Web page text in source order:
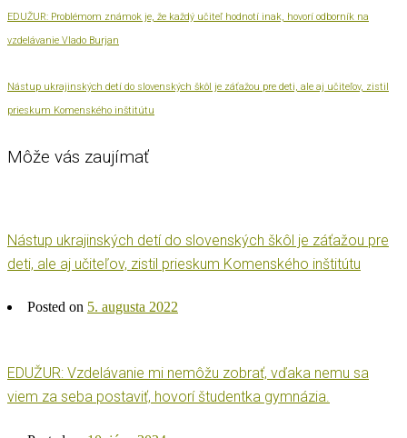
EDUŽUR: Problémom známok je, že každý učiteľ hodnotí inak, hovorí odborník na
vzdelávanie Vlado Burjan
Nástup ukrajinských detí do slovenských škôl je záťažou pre deti, ale aj učiteľov, zistil
prieskum Komenského inštitútu
Môže vás zaujímať
Nástup ukrajinských detí do slovenských škôl je záťažou pre
deti, ale aj učiteľov, zistil prieskum Komenského inštitútu
Posted on 5. augusta 2022
EDUŽUR: Vzdelávanie mi nemôžu zobrať, vďaka nemu sa
viem za seba postaviť, hovorí študentka gymnázia.